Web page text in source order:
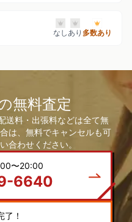
なしあり 多数あり
無料査定
送料・出張料などは全て無
は、無料でキャンセルも可
合わせください。
〜20:00
6640
了！